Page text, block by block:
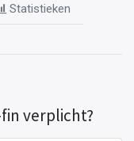
Statistieken
verplicht?